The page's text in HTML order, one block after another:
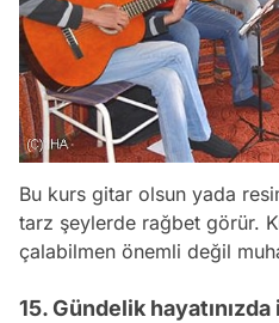
Bu kurs gitar olsun yada
tarz şeylerde rağbet görür.
çalabilmen önemli değil
15. Gündelik